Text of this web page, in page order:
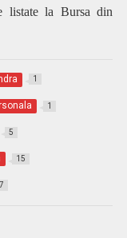
listate la Bursa din
1
1
5
15